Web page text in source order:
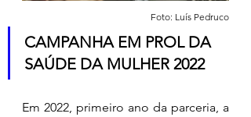
Foto: Luís Pedruco
CAMPANHA EM PROL DA
SAÚDE DA MULHER 2022
Em 2022, primeiro ano da parceria, a